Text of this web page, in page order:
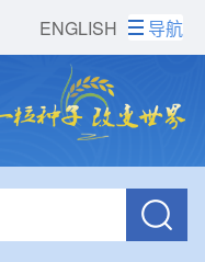
ENGLISH 导航